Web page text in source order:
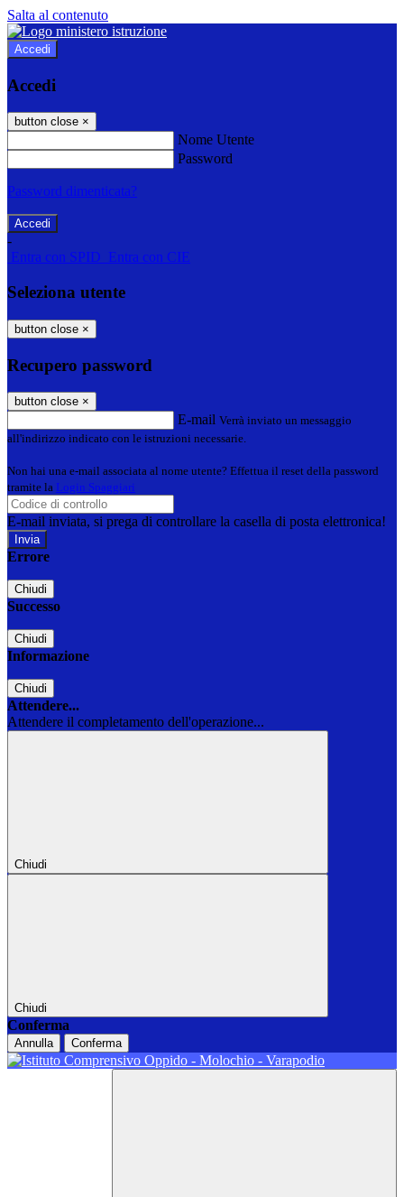
Salta al contenuto
Accedi
Accedi
button close ×
Nome Utente
Password
Password dimenticata?
-
Entra con SPID Entra con CIE
Seleziona utente
button close ×
Recupero password
button close ×
E-mail Verrà inviato un messaggio
all'indirizzo indicato con le istruzioni necessarie.
Non hai una e-mail associata al nome utente? Effettua il reset della password
tramite la Login Spaggiari
E-mail inviata, si prega di controllare la casella di posta elettronica!
Errore
Chiudi
Successo
Chiudi
Informazione
Chiudi
Attendere...
Attendere il completamento dell'operazione...
Chiudi
Chiudi
Conferma
Annulla Conferma